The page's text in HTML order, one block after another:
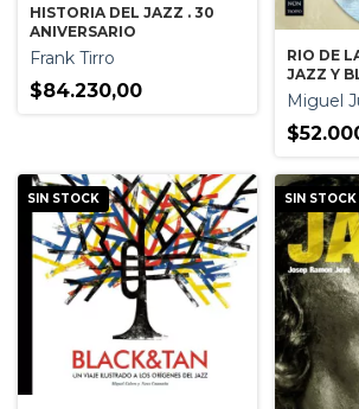
HISTORIA DEL JAZZ . 30
ANIVERSARIO
Frank Tirro
$84.230,00
RIO DE
JAZZ Y
Miguel
SIN STOCK SIN STOCK